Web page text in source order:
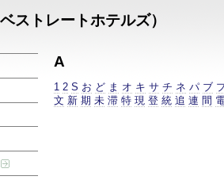
ストレートホテルズ）
A
1 2 S お ど ま オ キ サ チ ネ パ ブ
文 新 期 未 滞 特 現 登 統 追 連 間